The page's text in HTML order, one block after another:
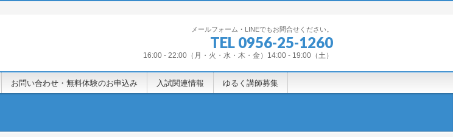
メールフォーム・LINEでもお問合せください。
TEL 0956-25-1260
16:00 - 22:00（月・火・水・木・金）14:00 - 19:00（土）
お問い合わせ・無料体験のお申込み 入試関連情報 ゆるく講師募集